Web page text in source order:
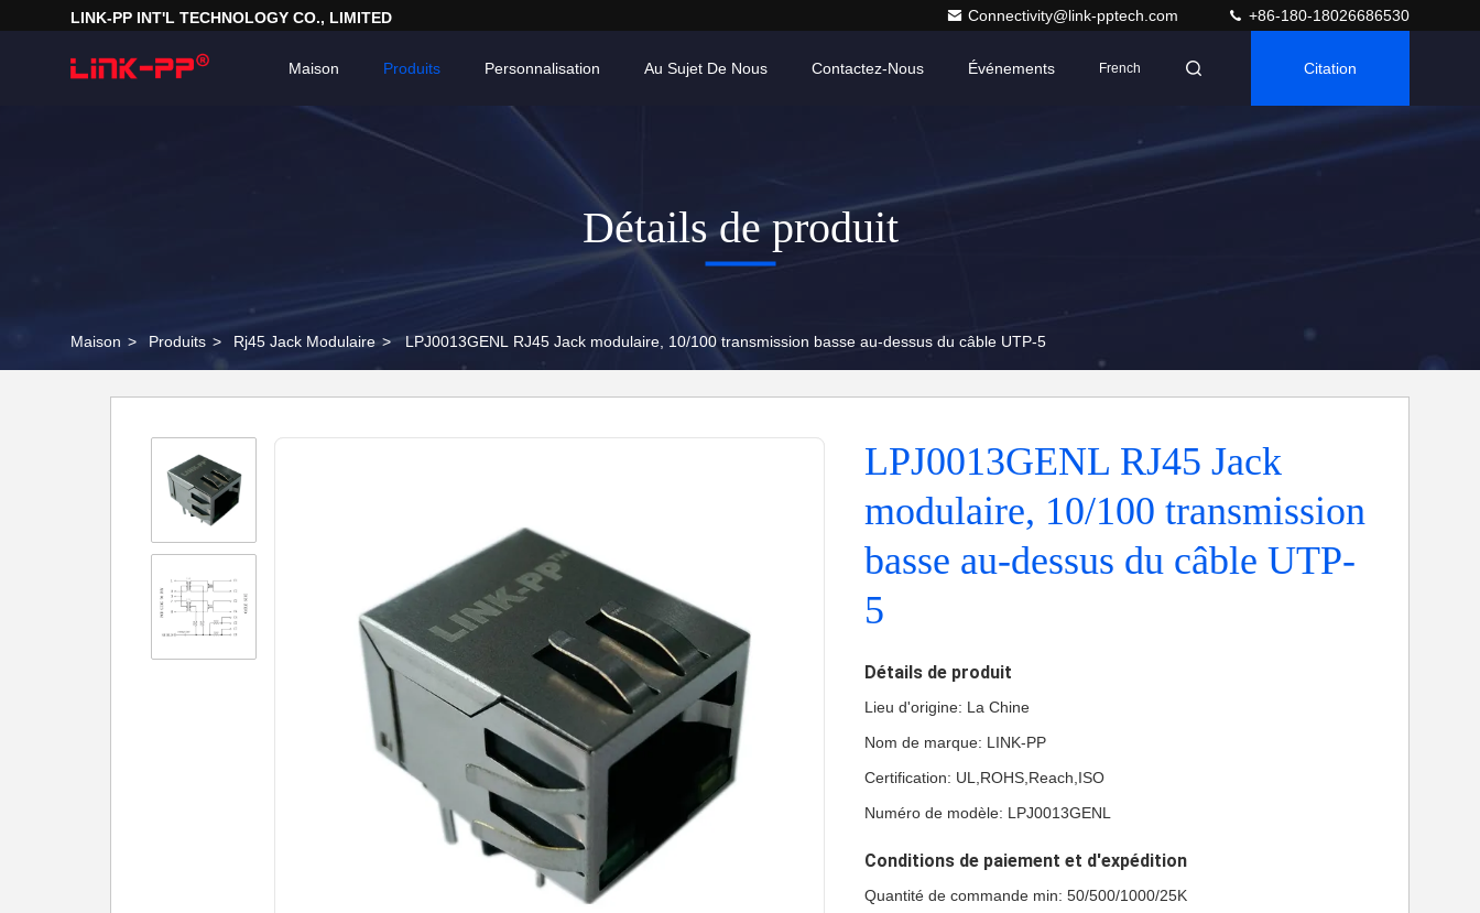
LINK-PP INT'L TECHNOLOGY CO., LIMITED Connectivity@link-pptech.com +86-180-18026686530
Maison Produits Au Sujet De Nous Contactez-Nous Événements
Personnalisation French Citation
Détails de produit
Maison > Produits > Rj45 Jack Modulaire > LPJ0013GENL RJ45 Jack modulaire, 10/100 transmission basse au-dessus du câble UTP-5
LPJ0013GENL RJ45 Jack
modulaire, 10/100 transmission
basse au-dessus du câble UTP-
5
Détails de produit
Lieu d'origine: La Chine
Nom de marque: LINK-PP
Certification: UL,ROHS,Reach,ISO
Numéro de modèle: LPJ0013GENL
Conditions de paiement et d'expédition
Quantité de commande min: 50/500/1000/25K